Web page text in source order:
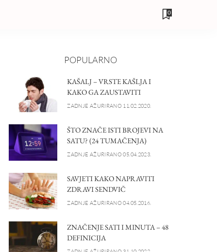
0
POPULARNO
KAŠALJ – VRSTE KAŠLJA I
KAKO GA ZAUSTAVITI
ZADNJE AŽURIRANO 11.02.2020.
ŠTO ZNAČE ISTI BROJEVI NA
SATU? (24 TUMAČENJA)
ZADNJE AŽURIRANO 05.04.2023.
SAVJETI KAKO NAPRAVITI
ZDRAVI SENDVIČ
ZADNJE AŽURIRANO 04.05.2016.
ZNAČENJE SATI I MINUTA – 48
DEFINICIJA